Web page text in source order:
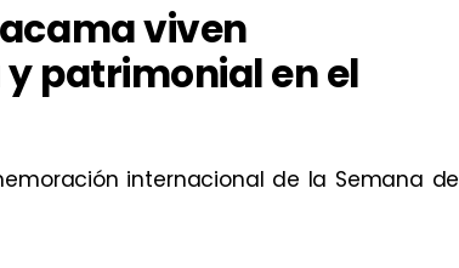
viven
patrimonial en el
internacional de la Semana de